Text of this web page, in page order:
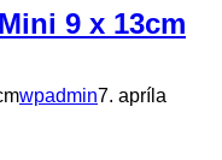
9 x 13cm
wpadmin7. apríla